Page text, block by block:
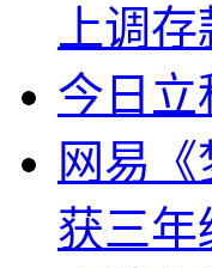
上调存
今日立
网易
获三年